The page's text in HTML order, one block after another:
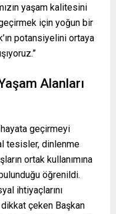
yaşam kalitesini
için yoğun bir
potansiyelini ortaya
Alanları
geçirmeyi
tesisler, dinlenme
ortak kullanımına
öğrenildi.
ihtiyaçlarını
dikkat çeken Başkan